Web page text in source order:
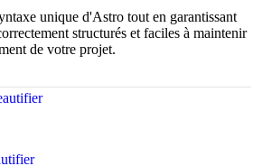
Beautifier
unique d'Astro tout en garantissant
structurés et faciles à maintenir
de votre projet.